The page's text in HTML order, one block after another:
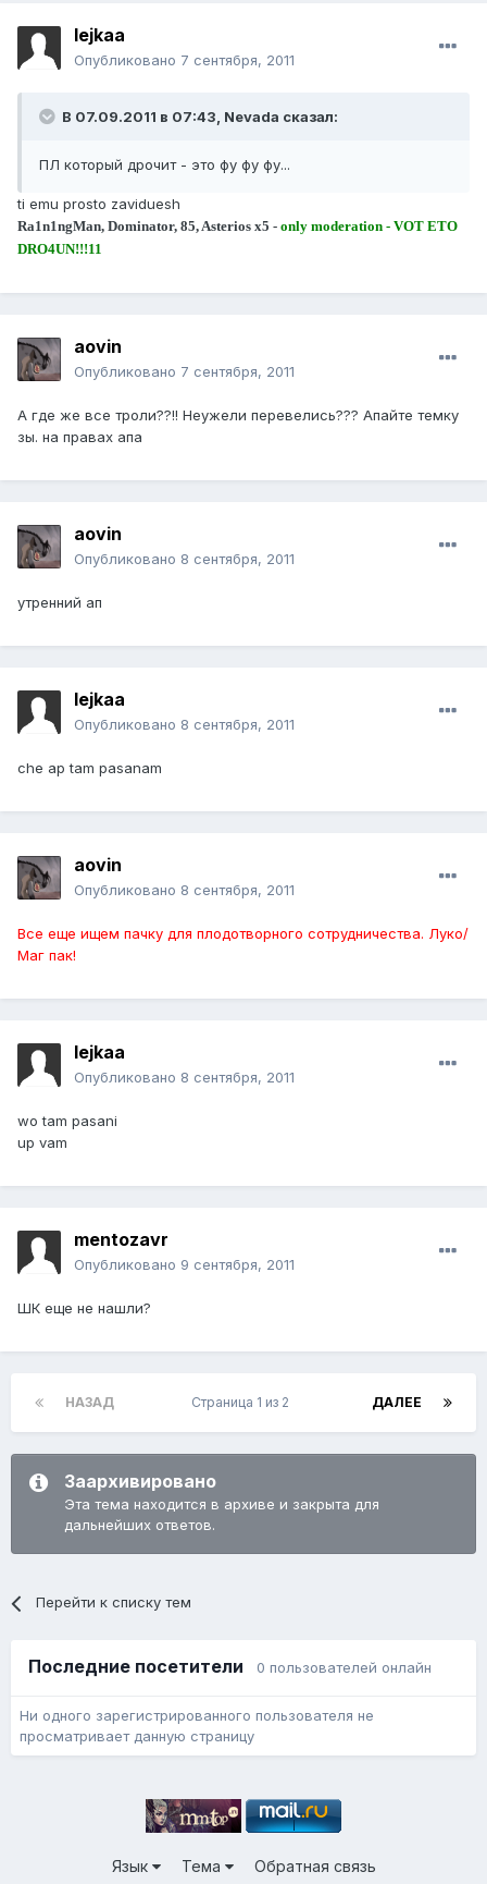
lejkaa
Опубликовано 7 сентября, 2011
В 07.09.2011 в 07:43, Nevada сказал:
ПЛ который дрочит - это фу фу фу...
ti emu prosto zaviduesh
Ra1n1ngMan, Dominator, 85, Asterios x5 - only moderation - VOT ETO
DRO4UN!!!11
aovin
Опубликовано 7 сентября, 2011
А где же все троли??!! Неужели перевелись??? Апайте темку
зы. на правах апа
aovin
Опубликовано 8 сентября, 2011
утренний ап
lejkaa
Опубликовано 8 сентября, 2011
che ap tam pasanam
aovin
Опубликовано 8 сентября, 2011
Все еще ищем пачку для плодотворного сотрудничества. Луко/
Маг пак!
lejkaa
Опубликовано 8 сентября, 2011
wo tam pasani
up vam
mentozavr
Опубликовано 9 сентября, 2011
ШК еще не нашли?
НАЗАД ДАЛЕЕ
Страница 1 из 2
Заархивировано
Эта тема находится в архиве и закрыта для
дальнейших ответов.
Перейти к списку тем
Последние посетители 0 пользователей онлайн
Ни одного зарегистрированного пользователя не
просматривает данную страницу
Язык Тема Обратная связь